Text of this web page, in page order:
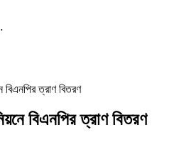
বিএনপির ত্রাণ বিতরণ
বিএনপির ত্রাণ বিতরণ